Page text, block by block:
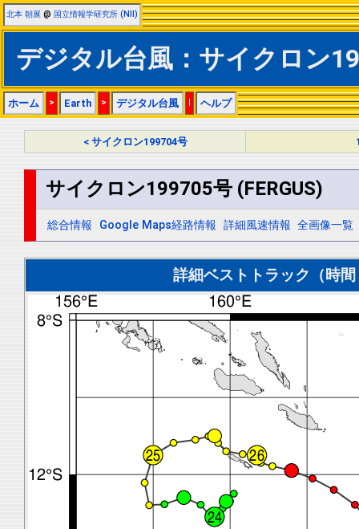
北本 朝展 @ 国立情報学研究所 (NII)
デジタル台風：サイクロン
ホーム > Earth > デジタル台風 | ヘルプ
< サイクロン199704号
サイクロン199705号 (FERGUS)
総合情報 Google Maps経路情報 詳細風速情報 全画像一覧
詳細ベストトラック（時